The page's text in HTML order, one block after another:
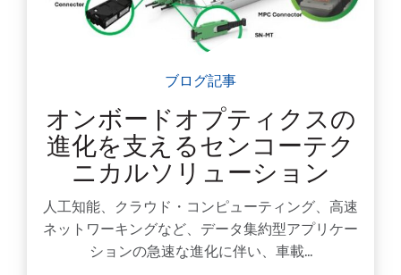
ブログ記事
オンボードオプティクスの
進化を支えるセンコーテク
ニカルソリューション
人工知能、クラウド・コンピューティング、高速
ネットワーキングなど、データ集約型アプリケー
ションの急速な進化に伴い、車載...